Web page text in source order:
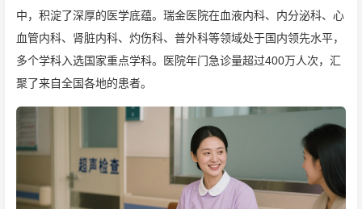
中，积淀了深厚的医学底蕴。瑞金医院在血液内科、内分泌科、心
血管内科、肾脏内科、灼伤科、普外科等领域处于国内领先水平，
多个学科入选国家重点学科。医院年门急诊量超过400万人次，汇
聚了来自全国各地的患者。